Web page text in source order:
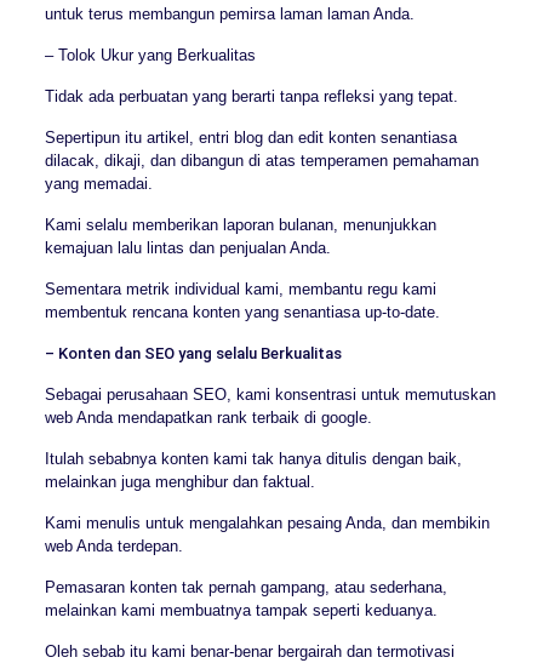
untuk terus membangun pemirsa laman laman Anda.
– Tolok Ukur yang Berkualitas
Tidak ada perbuatan yang berarti tanpa refleksi yang tepat.
Sepertipun itu artikel, entri blog dan edit konten senantiasa
dilacak, dikaji, dan dibangun di atas temperamen pemahaman
yang memadai.
Kami selalu memberikan laporan bulanan, menunjukkan
kemajuan lalu lintas dan penjualan Anda.
Sementara metrik individual kami, membantu regu kami
membentuk rencana konten yang senantiasa up-to-date.
– Konten dan SEO yang selalu Berkualitas
Sebagai perusahaan SEO, kami konsentrasi untuk memutuskan
web Anda mendapatkan rank terbaik di google.
Itulah sebabnya konten kami tak hanya ditulis dengan baik,
melainkan juga menghibur dan faktual.
Kami menulis untuk mengalahkan pesaing Anda, dan membikin
web Anda terdepan.
Pemasaran konten tak pernah gampang, atau sederhana,
melainkan kami membuatnya tampak seperti keduanya.
Oleh sebab itu kami benar-benar bergairah dan termotivasi